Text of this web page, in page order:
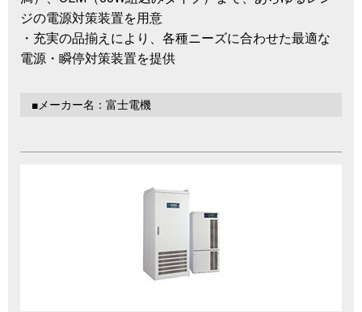
ジの電源対策装置を用意
・充実の品揃えにより、各種ニーズに合わせた最適な
電源・瞬停対策装置を提供
■メーカー名：富士電機